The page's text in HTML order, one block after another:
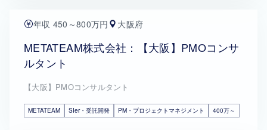
年収 450～800万円 大阪府
METATEAM株式会社：【大阪】PMOコンサ
ルタント
【大阪】PMOコンサルタント
METATEAM SIer・受託開発 PM・プロジェクトマネジメント 400万～